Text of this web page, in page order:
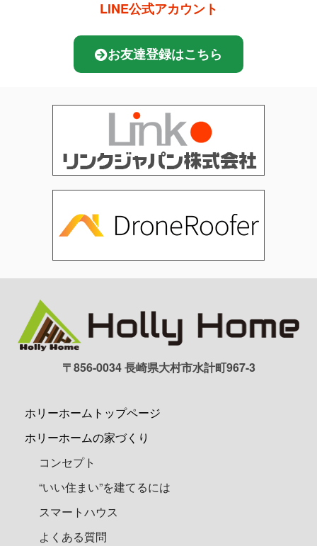
LINE公式アカウント
お友達登録はこちら
〒856-0034 長崎県大村市水計町967-3
ホリーホームトップページ
ホリーホームの家づくり
コンセプト
“いい住まい”を建てるには
スマートハウス
よくある質問